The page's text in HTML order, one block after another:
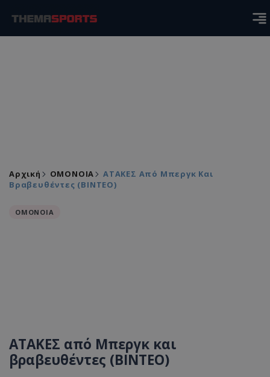
Αρχική ΟΜΟΝΟΙΑ
ΑΤΑΚΕΣ Από Μπεργκ Και
Βραβευθέντες (ΒΙΝΤΕΟ)
ΟΜΟΝΟΙΑ
ΑΤΑΚΕΣ από Μπεργκ και
βραβευθέντες (ΒΙΝΤΕΟ)